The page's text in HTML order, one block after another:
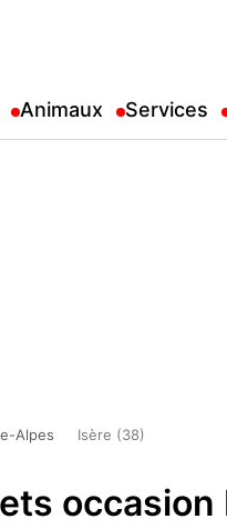
Animaux Services
Alpes Isère (38)
occasion